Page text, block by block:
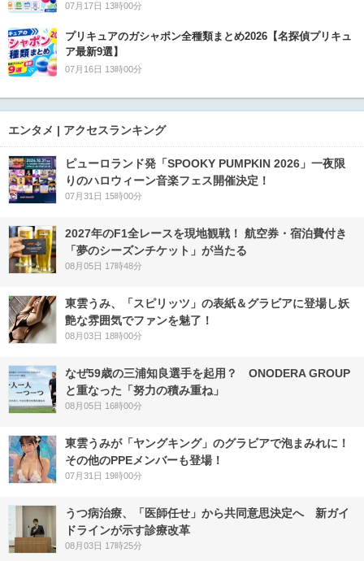
07月17日 13時00分
プリキュアのガシャポン全種類まとめ2026【名探偵プリキュ
ア最新9選】
07月16日 13時00分
エンタメ | アクセスランキング
ピューロランド発「SPOOKY PUMPKIN 2026」一夜限
りのハロウィーン音楽フェス開催決定！
07月31日 15時00分
2027年のF1全レースを現地観戦！ 航空券・宿泊費付き
「夢のシーズンチケット」が当たる
08月05日 17時48分
東雲うみ、「スピリッツ」の表紙＆グラビアに登場し妖
艶な雰囲気でファンを魅了！
08月03日 18時00分
なぜ59歳の三浦知良選手を起用？ ONODERA GROUP
と重なった「努力の積み重ね」
08月05日 16時00分
東雲うみが「ヤングキング」のグラビアで泡まみれに！
その他のPPEメンバーも登場！
07月31日 19時00分
うつ病治療、「医師任せ」から共同意思決定へ 新ガイ
ドラインが示す診療改革
08月03日 17時25分